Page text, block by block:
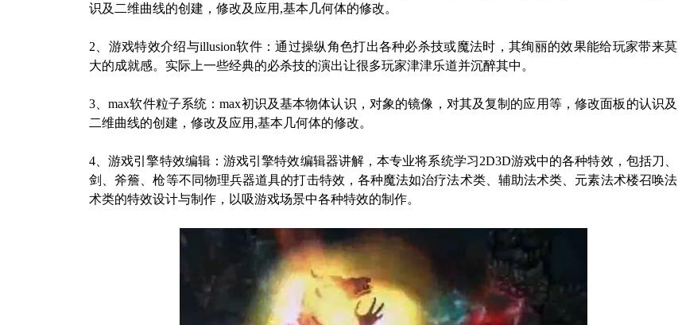
识及二维曲线的创建，修改及应用,基本几何体的修改。
2、游戏特效介绍与illusion软件：通过操纵角色打出各种必杀技或魔法时，其绚丽的效果能给玩家带来莫
大的成就感。实际上一些经典的必杀技的演出让很多玩家津津乐道并沉醉其中。
3、max软件粒子系统：max初识及基本物体认识，对象的镜像，对其及复制的应用等，修改面板的认识及
二维曲线的创建，修改及应用,基本几何体的修改。
4、游戏引擎特效编辑：游戏引擎特效编辑器讲解，本专业将系统学习2D3D游戏中的各种特效，包括刀、
剑、斧簷、枪等不同物理兵器道具的打击特效，各种魔法如治疗法术类、辅助法术类、元素法术楼召唤法
术类的特效设计与制作，以吸游戏场景中各种特效的制作。